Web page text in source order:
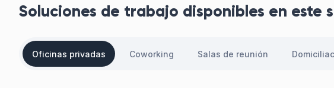
Soluciones de trabajo disponibles en este
Oficinas privadas Coworking Salas de reunión